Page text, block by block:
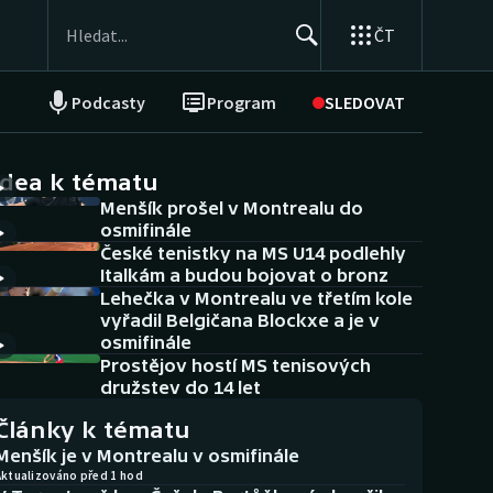
ČT
Podcasty Program SLEDOVAT
NEPŘEHLÉDNĚTE
Historické návraty
Aplikace ČT sport
AZ kvíz
k tématu
Menšík prošel v Montrealu do
osmifinále
České tenistky na MS U14 podlehly
Italkám a budou bojovat o bronz
Lehečka v Montrealu ve třetím kole
vyřadil Belgičana Blockxe a je v
osmifinále
Prostějov hostí MS tenisových
družstev do 14 let
k tématu
je v Montrealu v osmifinále
před 1 hod